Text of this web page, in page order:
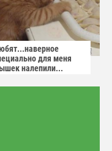
для меня
налепили...